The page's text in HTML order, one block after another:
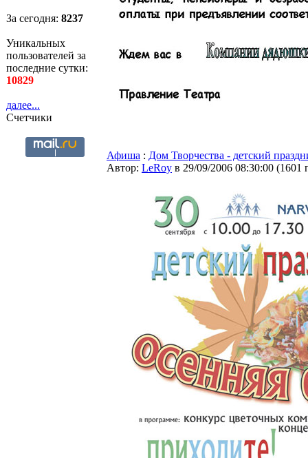
За сегодня: 8238
Уникальных
пользователей за
последние сутки:
10829
далее...
Счетчики
Афиша : Дом Творчества - детский
Автор: LeRoy в 29/09/2006 08:30:00 (1601